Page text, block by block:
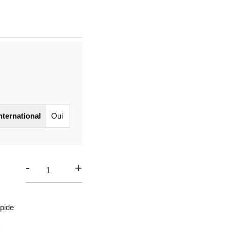
Oui
- +